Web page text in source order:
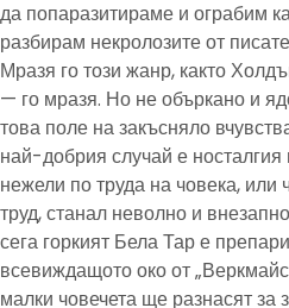
да попаразитираме и ограбим
разбирам некролозите от
Мразя го този жанр, както
— го мразя. Но не объркано и
това поле на закъсняло
най-добрия случай е
нежели по труда на човека, или
труд, станал неволно и
сега горкият Бела Тар е
всевиждащото око от
малки човечета ще разнасят